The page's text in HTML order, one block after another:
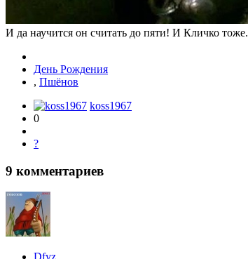
И да научится он считать до пяти! И Кличко тоже.
День Рождения
, Пшёнов
koss1967
0
?
9 комментариев